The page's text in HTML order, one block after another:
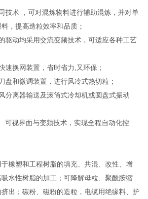
技术 ，可对混炼物料进行辅助混炼，并对单
，提高造粒效率和品质；
驱动均采用交流变频技术，可适应各种工艺
速换网装置，省时省力,又环保；
盘和微调装置，进行风冷式热切粒；
分离器输送及滚筒式冷却机或圆盘式振动
可视界面与变频技术，实现全程自动化控
橡塑和工程树脂的填充、共混、改性、增
水性树脂的加工；可降解母粒、聚酰胺缩
出；碳粉、磁粉的造粒，电缆用绝缘料、护